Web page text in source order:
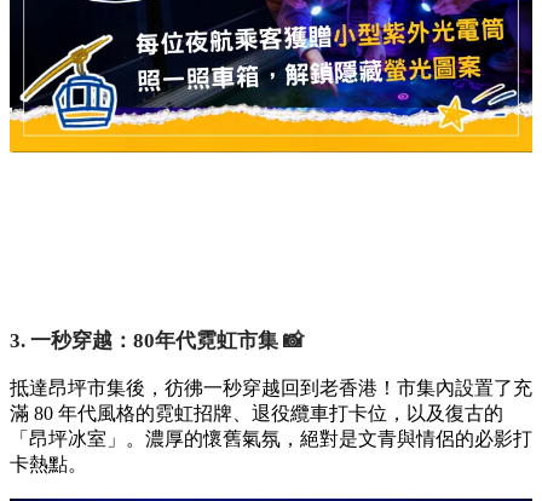
3. 一秒穿越：80年代霓虹市集 📸
抵達昂坪市集後，彷彿一秒穿越回到老香港！市集內設置了充
滿 80 年代風格的霓虹招牌、退役纜車打卡位，以及復古的
「昂坪冰室」。濃厚的懷舊氣氛，絕對是文青與情侶的必影打
卡熱點。